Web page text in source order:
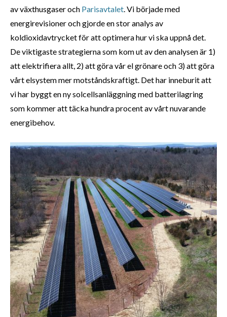
av växthusgaser och Parisavtalet. Vi började med
energirevisioner och gjorde en stor analys av
koldioxidavtrycket för att optimera hur vi ska uppnå det.
De viktigaste strategierna som kom ut av den analysen är 1)
att elektrifiera allt, 2) att göra vår el grönare och 3) att göra
vårt elsystem mer motståndskraftigt. Det har inneburit att
vi har byggt en ny solcellsanläggning med batterilagring
som kommer att täcka hundra procent av vårt nuvarande
energibehov.